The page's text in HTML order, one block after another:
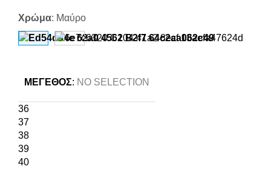
Χρώμα: Μαύρο
ΜΈΓΕΘΟΣ: NO SELECTION
36
37
38
39
40